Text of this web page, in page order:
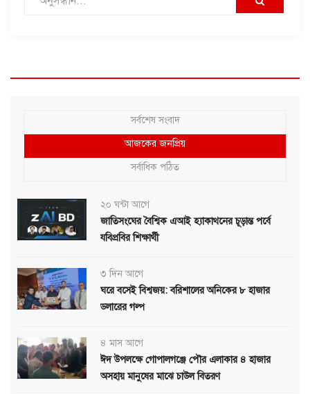
সর্বশেষ সংবাদ
আজকের জনপ্রিয়
সর্বাধিক পঠিত
২০ ঘন্টা আগে
জাতিসংঘের বৈশ্বিক এআই হ্যাকাথনের চূড়ান্ত পর্বে
যবিপ্রবির শিক্ষার্থী
৩ দিন আগে
ঘরে বসেই বিশ্বজয়: বরিশালের অনিকের ৮ হাজার
ডলারের গল্প
৪ মাস আগে
ঈদ উপলক্ষে গোপালগঞ্জে পৌর এলাকার ৪ হাজার
অসহায় মানুষের মাঝে চাউল বিতরণ